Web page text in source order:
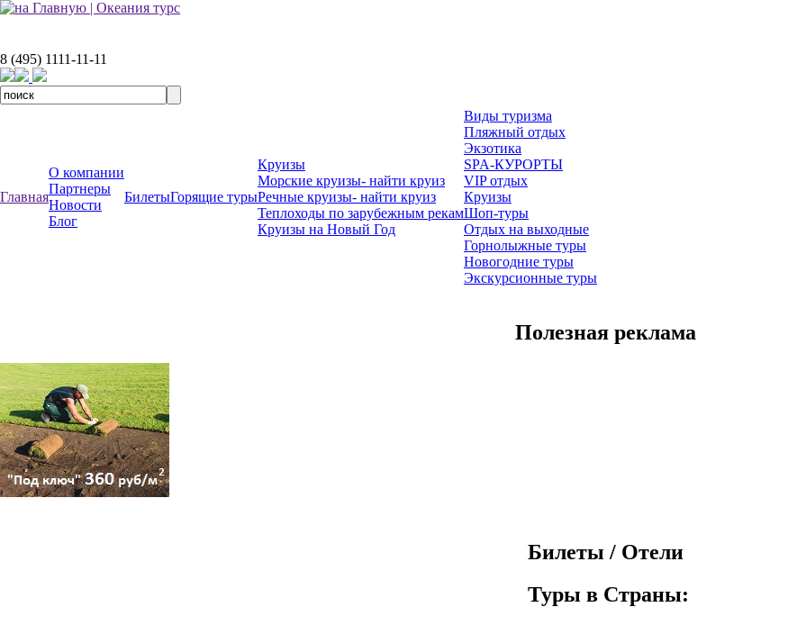
8 (495) 1111-11-11
Главная
О компании
Партнеры
Новости
Блог
БилетыГорящие туры
Круизы
Морские круизы- найти круиз
Речные круизы- найти круиз
Теплоходы по зарубежным рекам
Круизы на Новый Год
Виды туризма
Пляжный отдых
Экзотика
SPA-КУРОРТЫ
VIP отдых
Круизы
Шоп-туры
Отдых на выходные
Горнолыжные туры
Новогодние туры
Экскурсионные туры
Полезная реклама
Билеты / Отели
Туры в Страны: